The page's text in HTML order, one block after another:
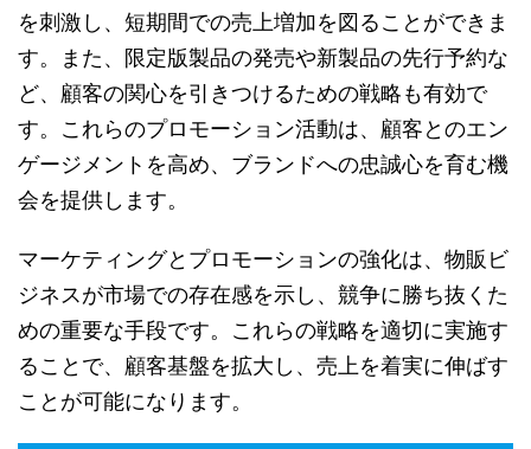
を刺激し、短期間での売上増加を図ることができま
す。また、限定版製品の発売や新製品の先行予約な
ど、顧客の関心を引きつけるための戦略も有効で
す。これらのプロモーション活動は、顧客とのエン
ゲージメントを高め、ブランドへの忠誠心を育む機
会を提供します。
マーケティングとプロモーションの強化は、物販ビ
ジネスが市場での存在感を示し、競争に勝ち抜くた
めの重要な手段です。これらの戦略を適切に実施す
ることで、顧客基盤を拡大し、売上を着実に伸ばす
ことが可能になります。